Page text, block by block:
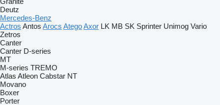
Deutz
Mercedes-Benz
Actros Antos Arocs AtegoAxor LK MB SK Sprinter Unimog Vario
Zetros
Canter
Canter D-series
MT
M-series TREMO
Atlas Atleon Cabstar NT
Movano
Boxer
Porter